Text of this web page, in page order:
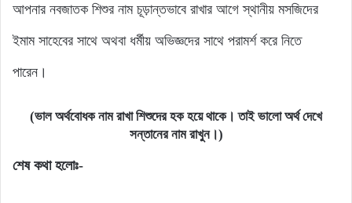
আপনার নবজাতক শিশুর নাম চূড়ান্তভাবে রাখার আগে স্থানীয় মসজিদের
ইমাম সাহেবের সাথে অথবা ধর্মীয় অভিজ্ঞদের সাথে পরামর্শ করে নিতে
পারেন।
(ভাল অর্থবোধক নাম রাখা শিশুদের হক হয়ে থাকে। তাই ভালো অর্থ দেখে
সন্তানের নাম রাখুন।)
শেষ কথা হলোঃ-